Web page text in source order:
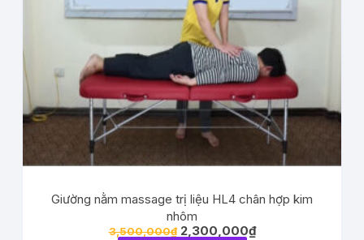
Giường nằm massage trị liệu HL4 chân hợp kim
nhôm
3,500,000₫ 2,300,000₫